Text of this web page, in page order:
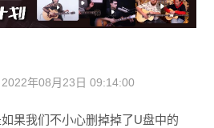
年08月23日 09:14:00
果我们不小心删掉掉了U盘中的